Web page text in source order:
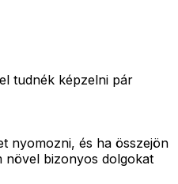
tudnék képzelni pár
nyomozni, és ha összejön
növel bizonyos dolgokat